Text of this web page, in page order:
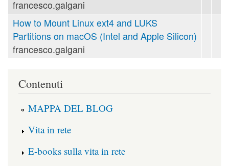
francesco.galgani
How to Mount Linux ext4 and LUKS
Partitions on macOS (Intel and Apple Silicon)
francesco.galgani
Contenuti
MAPPA DEL BLOG
Vita in rete
E-books sulla vita in rete